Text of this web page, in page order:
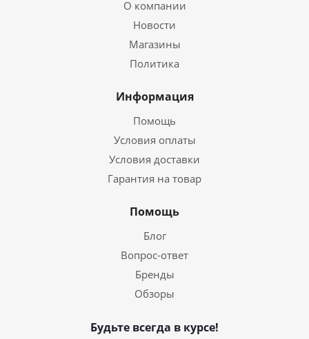
О компании
Новости
Магазины
Политика
Информация
Помощь
Условия оплаты
Условия доставки
Гарантия на товар
Помощь
Блог
Вопрос-ответ
Бренды
Обзоры
Будьте всегда в курсе!